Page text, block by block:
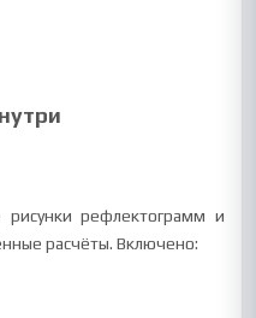
рефлектограмм и
расчёты. Включено: